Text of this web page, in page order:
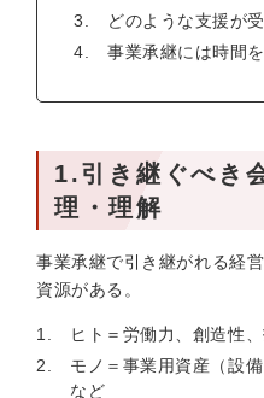
どのような支援が
事業承継には時間
1.引き継ぐべき
理・理解
事業承継で引き継がれる経
資源がある。
ヒト＝労働力、創造性
モノ＝事業用資産（設
など